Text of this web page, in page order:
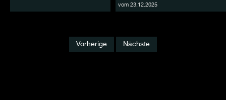
vom 23.12.2025
Vorherige Nächste